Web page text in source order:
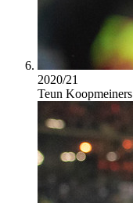
2020/21
Teun Koopmeiners